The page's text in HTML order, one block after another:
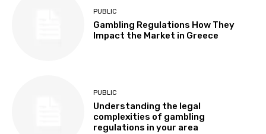
PUBLIC
Gambling Regulations How They
Impact the Market in Greece
PUBLIC
Understanding the legal
complexities of gambling
regulations in your area